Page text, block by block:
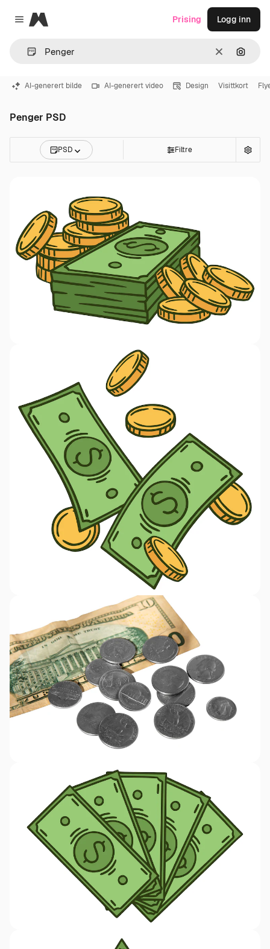
Close menu
Magnific
Slett Søk
Prising Logg inn
AI-generert bilde AI-generert video Design Visittkort
Penger PSD
PSD Filtre